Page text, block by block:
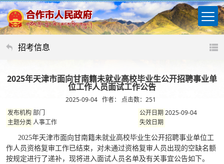
招考信息
2025年天津市面向甘南籍未就业高校毕业生公开招聘事业单
位工作人员面试工作公告
2025-09-04 作者： 点击数： 251
发布机构 部门 公开日期 2025-09-04
主题分类 人事工作 失效日期
2025年天津市面向甘南籍未就业高校毕业生公开招聘事业单位工
作人员资格复审工作已结束，对未通过资格复审人员出现的空缺名额
按规定进行了递补，现将进入面试人员名单及有关事宜公告如下。